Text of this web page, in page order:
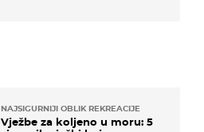
NAJSIGURNIJI OBLIK REKREACIJE
Vježbe za koljeno u moru: 5